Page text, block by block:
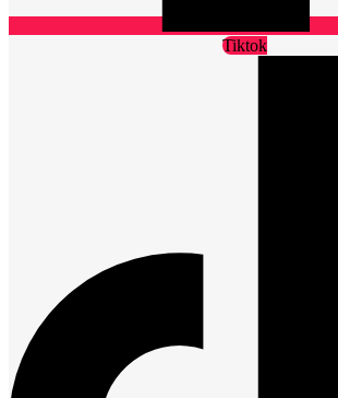
Tiktok